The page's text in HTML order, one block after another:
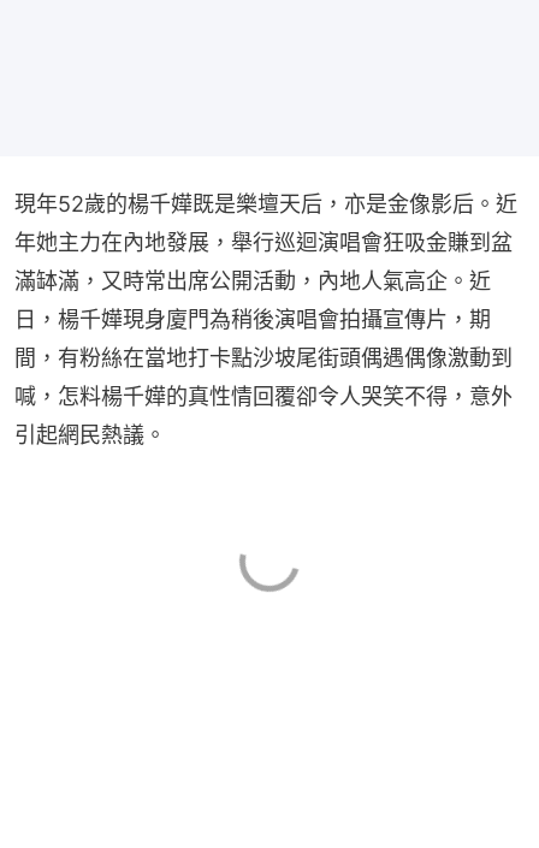
現年52歲的楊千嬅既是樂壇天后，亦是金像影后。近
年她主力在內地發展，舉行巡迴演唱會狂吸金賺到盆
滿缽滿，又時常出席公開活動，內地人氣高企。近
日，楊千嬅現身廈門為稍後演唱會拍攝宣傳片，期
間，有粉絲在當地打卡點沙坡尾街頭偶遇偶像激動到
喊，怎料楊千嬅的真性情回覆卻令人哭笑不得，意外
引起網民熱議。